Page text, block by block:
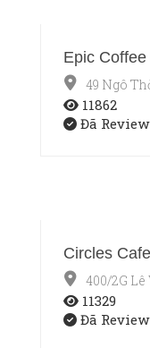
Epic
49 Ngô
11862
Đã Review
Circles Cafe
400/2G Lê
11329
Đã Review